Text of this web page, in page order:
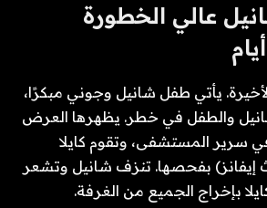
عالي الخطورة
يأتي طفل شانيل وجوني مبكرًا،
والطفل في خطر. يظهرها العرض
سرير المستشفى، وتقوم كايلا
بفحصها. تنزف شانيل وتشعر
بإخراج الجميع من الغرفة.